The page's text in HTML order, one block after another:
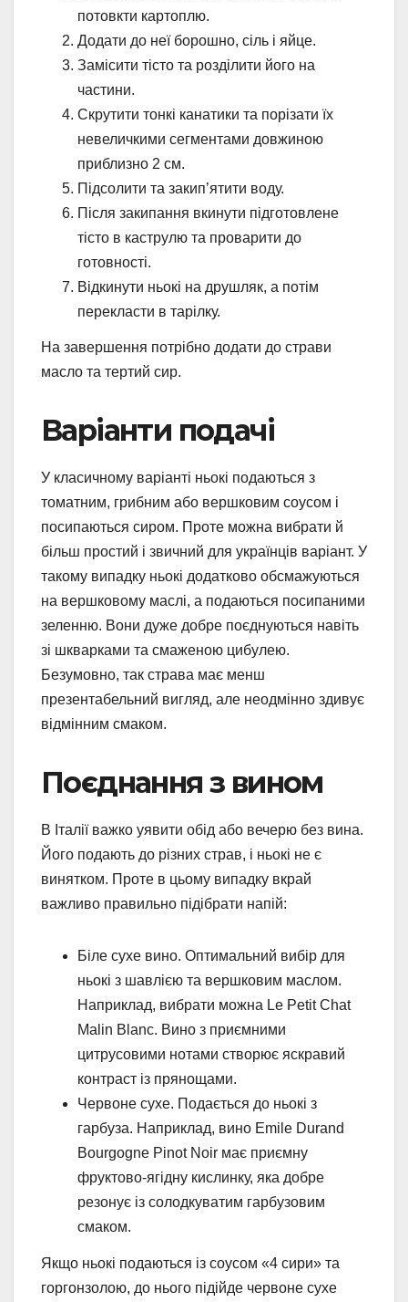
потовкти картоплю.
Додати до неї борошно, сіль і яйце.
Замісити тісто та розділити його на
частини.
Скрутити тонкі канатики та порізати їх
невеличкими сегментами довжиною
приблизно 2 см.
Підсолити та закип’ятити воду.
Після закипання вкинути підготовлене
тісто в каструлю та проварити до
готовності.
Відкинути ньокі на друшляк, а потім
перекласти в тарілку.
На завершення потрібно додати до страви
масло та тертий сир.
Варіанти подачі
У класичному варіанті ньокі подаються з
томатним, грибним або вершковим соусом і
посипаються сиром. Проте можна вибрати й
більш простий і звичний для українців варіант. У
такому випадку ньокі додатково обсмажуються
на вершковому маслі, а подаються посипаними
зеленню. Вони дуже добре поєднуються навіть
зі шкварками та смаженою цибулею.
Безумовно, так страва має менш
презентабельний вигляд, але неодмінно здивує
відмінним смаком.
Поєднання з вином
В Італії важко уявити обід або вечерю без вина.
Його подають до різних страв, і ньокі не є
винятком. Проте в цьому випадку вкрай
важливо правильно підібрати напій:
Біле сухе вино. Оптимальний вибір для
ньокі з шавлією та вершковим маслом.
Наприклад, вибрати можна Le Petit Chat
Malin Blanc. Вино з приємними
цитрусовими нотами створює яскравий
контраст із прянощами.
Червоне сухе. Подається до ньокі з
гарбуза. Наприклад, вино Emile Durand
Bourgogne Pinot Noir має приємну
фруктово-ягідну кислинку, яка добре
резонує із солодкуватим гарбузовим
смаком.
Якщо ньокі подаються із соусом «4 сири» та
горгонзолою, до нього підійде червоне сухе